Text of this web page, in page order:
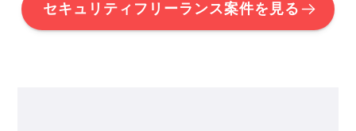
セキュリティフリーランス案件を見る